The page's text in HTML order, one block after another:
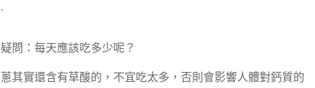
.
疑問：每天應該吃多少呢？
蔥其實還含有草酸的，不宜吃太多，否則會影響人體對鈣質的